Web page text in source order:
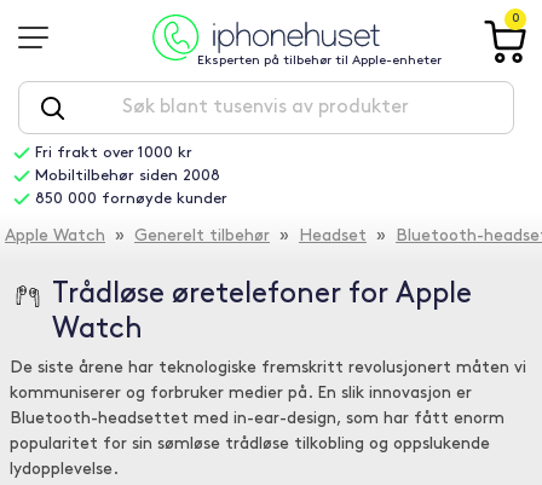
Eksperten på tilbehør til Apple-enheter
0
Fri frakt over 1000 kr
Mobiltilbehør siden 2008
850 000 fornøyde kunder
Apple Watch » Generelt tilbehør » Headset » Bluetooth-
Trådløse øretelefoner for Apple
Watch
De siste årene har teknologiske fremskritt revolusjonert måten vi
kommuniserer og forbruker medier på. En slik innovasjon er
Bluetooth-headsettet med in-ear-design, som har fått enorm
popularitet for sin sømløse trådløse tilkobling og oppslukende
lydopplevelse.